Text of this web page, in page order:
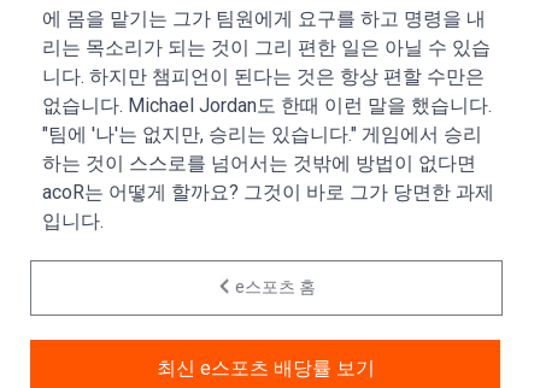
에 몸을 맡기는 그가 팀원에게 요구를 하고 명령을 내
리는 목소리가 되는 것이 그리 편한 일은 아닐 수 있습
니다. 하지만 챔피언이 된다는 것은 항상 편할 수만은
없습니다. Michael Jordan도 한때 이런 말을 했습니다.
"팀에 '나'는 없지만, 승리는 있습니다." 게임에서 승리
하는 것이 스스로를 넘어서는 것밖에 방법이 없다면
acoR는 어떻게 할까요? 그것이 바로 그가 당면한 과제
입니다.
e스포츠 홈
최신 e스포츠 배당률 보기